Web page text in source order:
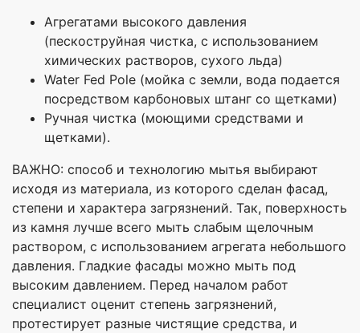
Агрегатами высокого давления
(пескоструйная чистка, с использованием
химических растворов, сухого льда)
Water Fed Pole (мойка с земли, вода подается
посредством карбоновых штанг со щетками)
Ручная чистка (моющими средствами и
щетками).
ВАЖНО: способ и технологию мытья выбирают
исходя из материала, из которого сделан фасад,
степени и характера загрязнений. Так, поверхность
из камня лучше всего мыть слабым щелочным
раствором, с использованием агрегата небольшого
давления. Гладкие фасады можно мыть под
высоким давлением. Перед началом работ
специалист оценит степень загрязнений,
протестирует разные чистящие средства, и